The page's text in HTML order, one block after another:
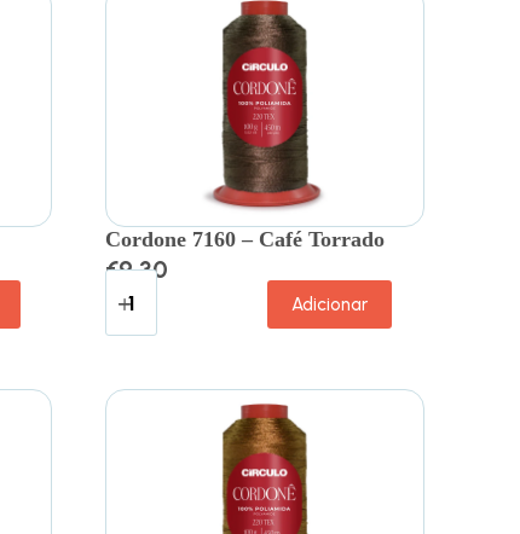
Cordone 7160 – Café Torrado
€9.30
Adicionar